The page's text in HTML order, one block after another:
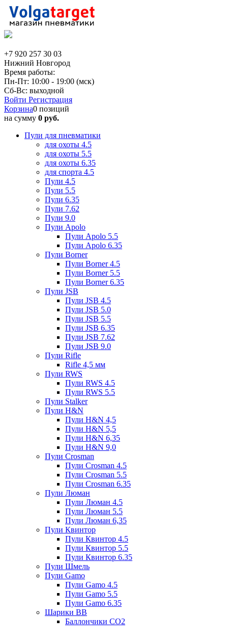
+7 920 257 30 03
Нижний Новгород
Время работы:
Пн-Пт: 10:00 - 19:00 (мск)
Сб-Вс: выходной
Войти Регистрация
Корзина0 позиций
на сумму 0 руб.
Пули для пневматики
для охоты 4.5
для охоты 5.5
для охоты 6.35
для спорта 4.5
Пули 4.5
Пули 5.5
Пули 6.35
Пули 7.62
Пули 9.0
Пули Apolo
Пули Apolo 5.5
Пули Apolo 6.35
Пули Borner
Пули Borner 4.5
Пули Borner 5.5
Пули Borner 6.35
Пули JSB
Пули JSB 4.5
Пули JSB 5.0
Пули JSB 5.5
Пули JSB 6.35
Пули JSB 7.62
Пули JSB 9.0
Пули Rifle
Rifle 4,5 мм
Пули RWS
Пули RWS 4.5
Пули RWS 5.5
Пули Stalker
Пули H&N
Пули H&N 4,5
Пули H&N 5,5
Пули H&N 6,35
Пули H&N 9,0
Пули Crosman
Пули Crosman 4.5
Пули Crosman 5.5
Пули Crosman 6.35
Пули Люман
Пули Люман 4.5
Пули Люман 5.5
Пули Люман 6,35
Пули Квинтор
Пули Квинтор 4.5
Пули Квинтор 5.5
Пули Квинтор 6.35
Пули Шмель
Пули Gamo
Пули Gamo 4.5
Пули Gamo 5.5
Пули Gamo 6.35
Шарики BB
Баллончики CO2